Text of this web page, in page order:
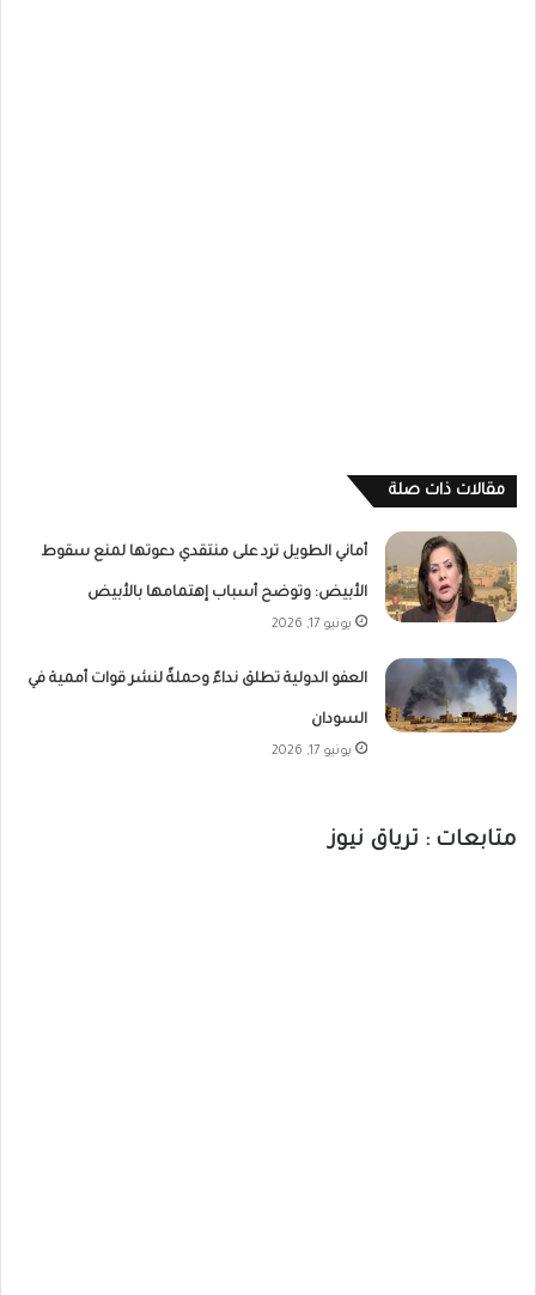
مقالات ذات صلة
أماني الطويل ترد على منتقدي دعوتها لمنع سقوط
الأبيض: وتوضح أسباب إهتمامها بالأبيض
يونيو 17, 2026
العفو الدولية تطلق نداءً وحملةً لنشر قوات أممية في
السودان
يونيو 17, 2026
متابعات : ترياق نيوز